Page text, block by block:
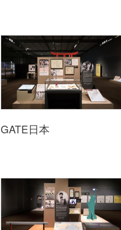
GATE日本